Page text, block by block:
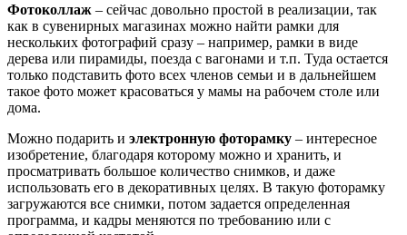
Фотоколлаж – сейчас довольно простой в реализации, так
как в сувенирных магазинах можно найти рамки для
нескольких фотографий сразу – например, рамки в виде
дерева или пирамиды, поезда с вагонами и т.п. Туда остается
только подставить фото всех членов семьи и в дальнейшем
такое фото может красоваться у мамы на рабочем столе или
дома.
Можно подарить и электронную фоторамку – интересное
изобретение, благодаря которому можно и хранить, и
просматривать большое количество снимков, и даже
использовать его в декоративных целях. В такую фоторамку
загружаются все снимки, потом задается определенная
программа, и кадры меняются по требованию или с